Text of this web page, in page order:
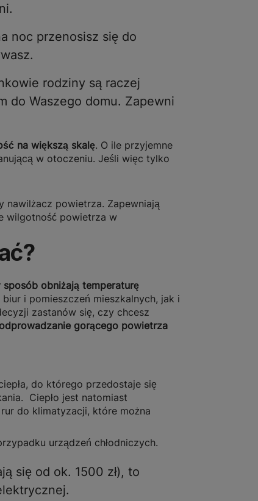
noc przenosisz się do
rodziny są raczej
do Waszego domu. Zapewni
na większą skalę. O ile przyjemne
w otoczeniu. Jeśli więc tylko
nawilżacz powietrza. Zapewniają
wilgotność powietrza w
sposób obniżają temperaturę
i pomieszczeń mieszkalnych, jak i
zastanów się, czy chcesz
gorącego powietrza
do którego przedostaje się
Ciepło jest natomiast
do klimatyzacji, które można
urządzeń chłodniczych.
się od ok. 1500 zł), to